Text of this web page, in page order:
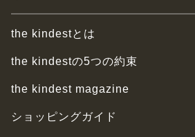
the kindestとは
the kindestの5つの約束
the kindest magazine
ショッピングガイド